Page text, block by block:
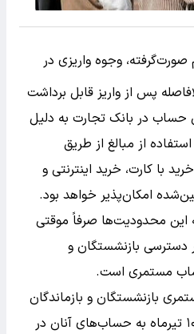
وجوه واریزی در
پس از واریز قابل برداشت
حساب در بانک تجارت به دلیل
از مبالغ از طریق
با کارت، خرید اینترنتی و
امکان‌پذیر خواهد بود.
محدودیت‌ها صرفاً موقتی
دسترسی بازنشستگان و
مستمری است.
بازنشستگان و بازماندگان
صنعت نفت فردا چهارشنبه ۱۰ تیرماه به حساب‌های آنان در